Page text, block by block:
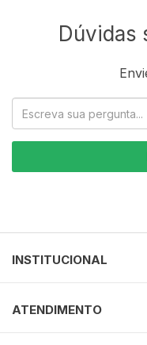
Dúvidas
INSTITUCIONAL
ATENDIMENTO